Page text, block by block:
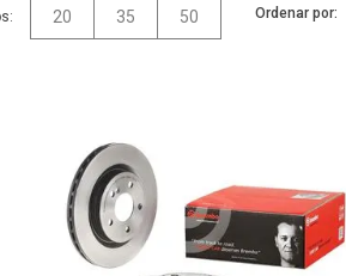
20 35 50 Ordenar por: